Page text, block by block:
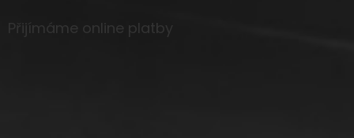
Přijímáme online platby